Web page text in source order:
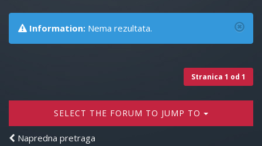
Information: Nema rezultata.
Stranica 1 od 1
SELECT THE FORUM TO JUMP TO
Napredna pretraga